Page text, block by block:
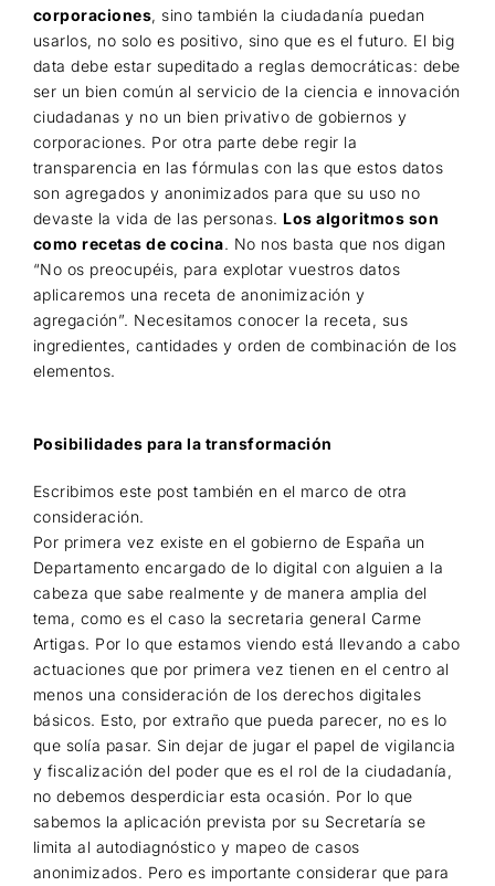
corporaciones, sino también la ciudadanía puedan
usarlos, no solo es positivo, sino que es el futuro. El big
data debe estar supeditado a reglas democráticas: debe
ser un bien común al servicio de la ciencia e innovación
ciudadanas y no un bien privativo de gobiernos y
corporaciones. Por otra parte debe regir la
transparencia en las fórmulas con las que estos datos
son agregados y anonimizados para que su uso no
devaste la vida de las personas. Los algoritmos son
como recetas de cocina. No nos basta que nos digan
“No os preocupéis, para explotar vuestros datos
aplicaremos una receta de anonimización y
agregación”. Necesitamos conocer la receta, sus
ingredientes, cantidades y orden de combinación de los
elementos.
Posibilidades para la transformación
Escribimos este post también en el marco de otra
consideración.
Por primera vez existe en el gobierno de España un
Departamento encargado de lo digital con alguien a la
cabeza que sabe realmente y de manera amplia del
tema, como es el caso la secretaria general Carme
Artigas. Por lo que estamos viendo está llevando a cabo
actuaciones que por primera vez tienen en el centro al
menos una consideración de los derechos digitales
básicos. Esto, por extraño que pueda parecer, no es lo
que solía pasar. Sin dejar de jugar el papel de vigilancia
y fiscalización del poder que es el rol de la ciudadanía,
no debemos desperdiciar esta ocasión. Por lo que
sabemos la aplicación prevista por su Secretaría se
limita al autodiagnóstico y mapeo de casos
anonimizados. Pero es importante considerar que para